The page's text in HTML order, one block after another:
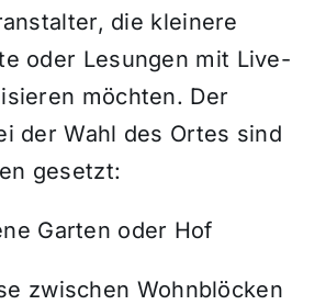
die kleinere
oder Lesungen mit Live-
möchten. Der
der Wahl des Ortes sind
gesetzt:
Garten oder Hof
zwischen Wohnblöcken